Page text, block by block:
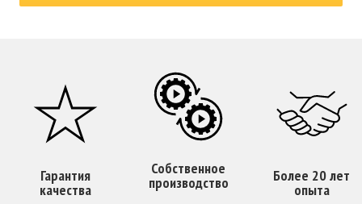
Гарантия
качества
Собственное
производство Более 20 лет
опыта